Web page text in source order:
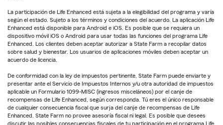
La participación de Life Enhanced está sujeta a la elegibilidad del programa y varía
según el estado. Sujeto a los términos y condiciones del acuerdo. La aplicación Life
Enhanced está disponible para Android e iOS. Es posible que se requiera un
dispositivo móvil iOS o Android para usar todas las funciones del programa Life
Enhanced. Los clientes deben aceptar autorizar a State Farm a recopilar datos
sobre salud y bienestar. Los usuarios de aplicaciones móviles deben aceptar un
acuerdo de licencia.
De conformidad con la ley de impuestos pertinente, State Farm puede enviarte y
presentar ante el Servicio de Impuestos Internos y/u otra autoridad de impuestos
aplicable un Formulario 1099-MISC (ingresos misceláneos) por el canje de
recompensas de Life Enhanced, según corresponda. Tú eres el único responsable
de cualquier consecuencia fiscal que surja del canje de recompensas de Life
Enhanced. State Farm no provee asesoría fiscal ni legal. Es posible que desees
discutir las posibles consecuencias fiscales de tu participación en el programa Life